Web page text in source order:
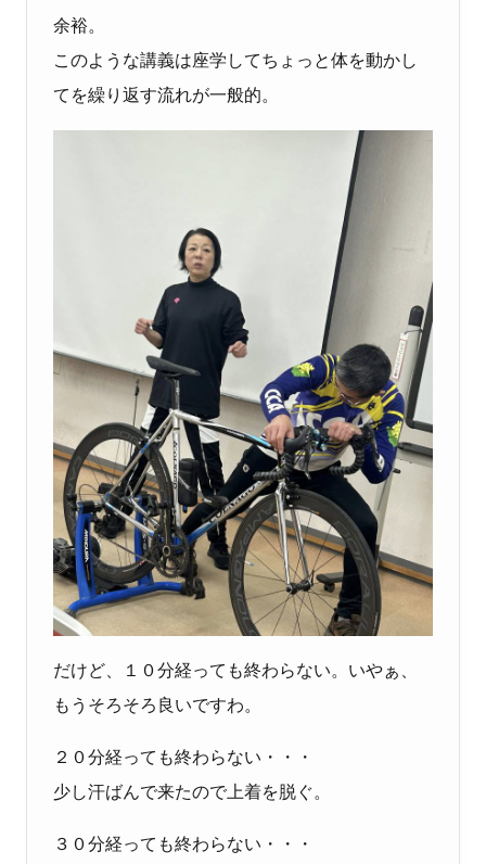
余裕。
このような講義は座学してちょっと体を動かし
てを繰り返す流れが一般的。
だけど、１０分経っても終わらない。いやぁ、
もうそろそろ良いですわ。
２０分経っても終わらない・・・
少し汗ばんで来たので上着を脱ぐ。
３０分経っても終わらない・・・